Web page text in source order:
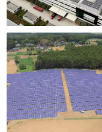
और पढ़ें